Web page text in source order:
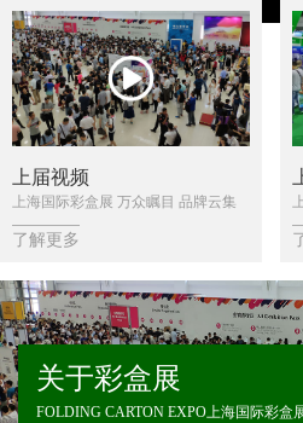
上届视频
上海国际彩盒展 万众瞩目 品牌云集
了解更多
关于彩盒展
FOLDING CARTON EXPO上海国际彩盒